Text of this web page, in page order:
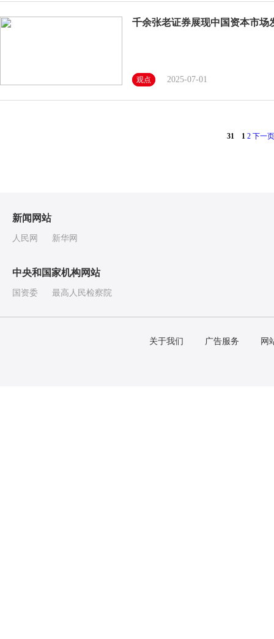
千余张老证券展现中国资本市场
观点 2025-07-01
31 1 2 下一页
新闻网站
人民网 新华网
中央和国家机构网站
国资委 最高人民检察院
关于我们 广告服务 网